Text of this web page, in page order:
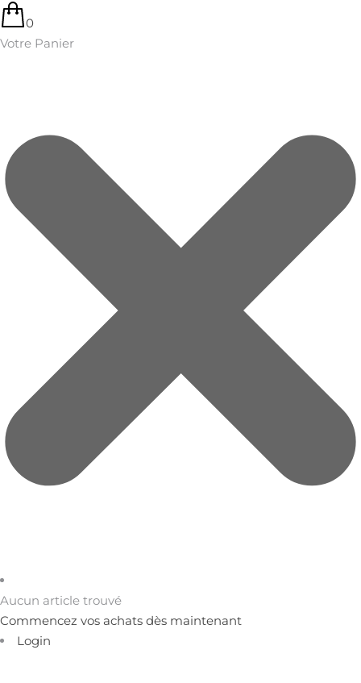
0
Votre Panier
Aucun article trouvé
Commencez vos achats dès maintenant
Login